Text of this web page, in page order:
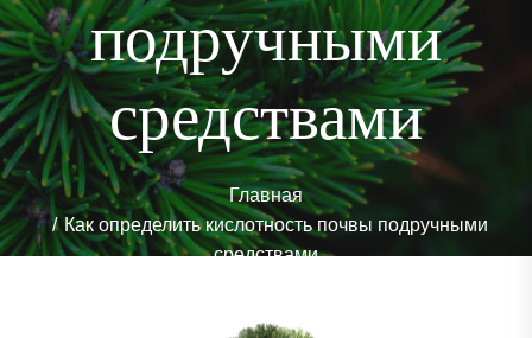
подручными
средствами
Главная
Как определить кислотность почвы подручными
средствами